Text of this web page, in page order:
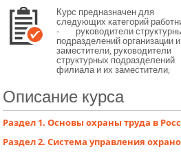
Курс предназначен для
следующих категорий
- руководители
подразделений организации
заместители, руководители
структурных подразделений
филиала и их заместители;
- специалисты по охране
знания требований охраны
лица, проводящие
требованиям охраны труда;
- члены комитетов
охране труда,
Описание курса
Раздел 1. Основы охраны труда в
Раздел 2. Система управления